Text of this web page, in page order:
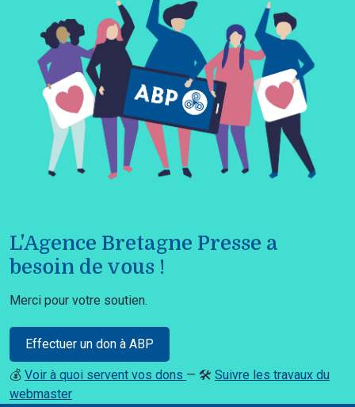
L'Agence Bretagne Presse a
besoin de vous !
Merci pour votre soutien.
Effectuer un don à ABP
💰 Voir à quoi servent vos dons — 🛠️ Suivre les travaux du
webmaster